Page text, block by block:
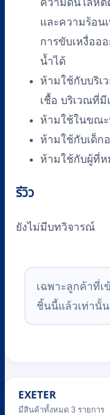
และความร้อน
การขับเหงื่ออ
นํ้าได้
ห้ามใช้กับบริเ
เชื้อ บริเวณที่มี
ห้ามใช้ในขณ
ห้ามใช้กับเด็ก
ห้ามใช้กับผู้ที่
รีวิว
ยังไม่มีบทวิจารณ์
เฉพาะลูกค้าที่เ
ชิ้นนี้แล้วเท่านั้
EXETER
มีสินค้าทั้งหมด 3 รายการ